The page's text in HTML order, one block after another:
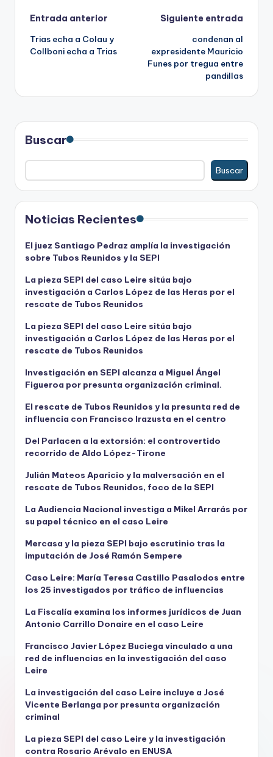
Navegación
de
Entrada anterior
Trias echa a Colau y
Collboni echa a Trias
Siguiente entrada
condenan al
expresidente Mauricio
Funes por tregua entre
pandillas
Buscar
Buscar
Noticias Recientes
El juez Santiago Pedraz amplía la investigación
sobre Tubos Reunidos y la SEPI
La pieza SEPI del caso Leire sitúa bajo
investigación a Carlos López de las Heras por el
rescate de Tubos Reunidos
La pieza SEPI del caso Leire sitúa bajo
investigación a Carlos López de las Heras por el
rescate de Tubos Reunidos
Investigación en SEPI alcanza a Miguel Ángel
Figueroa por presunta organización criminal.
El rescate de Tubos Reunidos y la presunta red de
influencia con Francisco Irazusta en el centro
Del Parlacen a la extorsión: el controvertido
recorrido de Aldo López-Tirone
Julián Mateos Aparicio y la malversación en el
rescate de Tubos Reunidos, foco de la SEPI
La Audiencia Nacional investiga a Mikel Arrarás por
su papel técnico en el caso Leire
Mercasa y la pieza SEPI bajo escrutinio tras la
imputación de José Ramón Sempere
Caso Leire: María Teresa Castillo Pasalodos entre
los 25 investigados por tráfico de influencias
La Fiscalía examina los informes jurídicos de Juan
Antonio Carrillo Donaire en el caso Leire
Francisco Javier López Buciega vinculado a una
red de influencias en la investigación del caso
Leire
La investigación del caso Leire incluye a José
Vicente Berlanga por presunta organización
criminal
La pieza SEPI del caso Leire y la investigación
contra Rosario Arévalo en ENUSA